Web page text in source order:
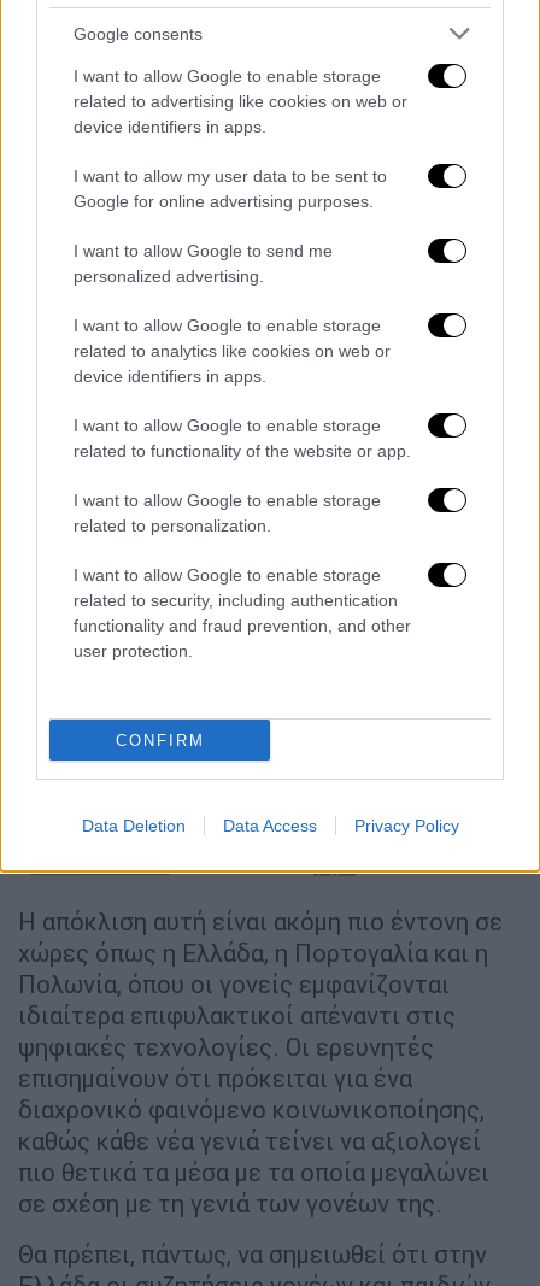
Google consents
I want to allow Google to enable storage
related to advertising like cookies on web or
device identifiers in apps.
I want to allow my user data to be sent to
Google for online advertising purposes.
I want to allow Google to send me
personalized advertising.
I want to allow Google to enable storage
related to analytics like cookies on web or
device identifiers in apps.
I want to allow Google to enable storage
related to functionality of the website or app.
I want to allow Google to enable storage
related to personalization.
I want to allow Google to enable storage
related to security, including authentication
functionality and fraud prevention, and other
user protection.
CONFIRM
Data Deletion Data Access Privacy Policy
κατάταξη των κρατών - μελών, η Ελλάδα
συγκαταλέγεται στις χώρες με τα
χαμηλότερα επίπεδα γονικής επίγνωσης
διαδικτυακών περιστατικών, μαζί με την
Ιταλία, τη Γαλλία, την Πορτογαλία και την
Ισπανία.
Η έρευνα έρχεται να επιβεβαιώσει και το
σταθερό χάσμα αντιλήψεων μεταξύ εφήβων
και γονέων, το οποίο εμφανίζεται σε όλα τα
κράτη - μέλη της ΕΕ. Σε ευρωπαϊκό επίπεδο,
οι έφηβοι είναι κατά 23 ποσοστιαίες
μονάδες πιο θετικοί απέναντι στις οθόνες
οι οθόνες έχουν θετική επίδραση στη ζωή
του, έναντι μόλις 17% των γονέων.
Αντίστοιχα, το 48% των εφήβων αξιολογεί
θετικά την επίδραση των μέσων κοινωνικής
δικτύωσης στην ψυχική του ευημερία, ενώ
το αντίστοιχο ποσοστό στους γονείς
περιορίζεται στο 21%.
Η απόκλιση αυτή είναι ακόμη πιο έντονη σε
χώρες όπως η Ελλάδα, η Πορτογαλία και η
Πολωνία, όπου οι γονείς εμφανίζονται
ιδιαίτερα επιφυλακτικοί απέναντι στις
ψηφιακές τεχνολογίες. Οι ερευνητές
επισημαίνουν ότι πρόκειται για ένα
διαχρονικό φαινόμενο κοινωνικοποίησης,
καθώς κάθε νέα γενιά τείνει να αξιολογεί
πιο θετικά τα μέσα με τα οποία μεγαλώνει
σε σχέση με τη γενιά των γονέων της.
Θα πρέπει, πάντως, να σημειωθεί ότι στην